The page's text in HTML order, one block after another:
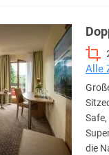
Alle
die